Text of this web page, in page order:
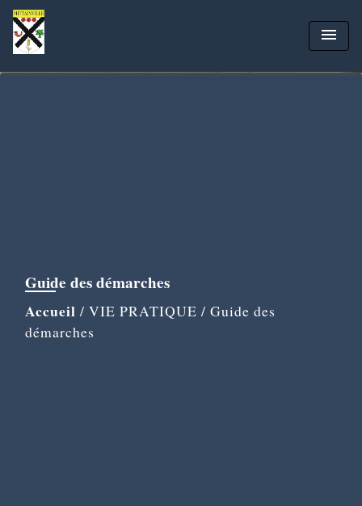
menu
Guide des démarches
Accueil / VIE PRATIQUE / Guide des
démarches